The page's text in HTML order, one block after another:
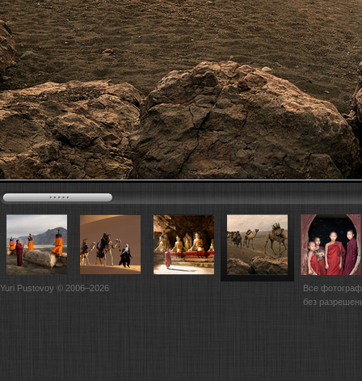
Yuri Pustovoy © 2006–2026
Все
без